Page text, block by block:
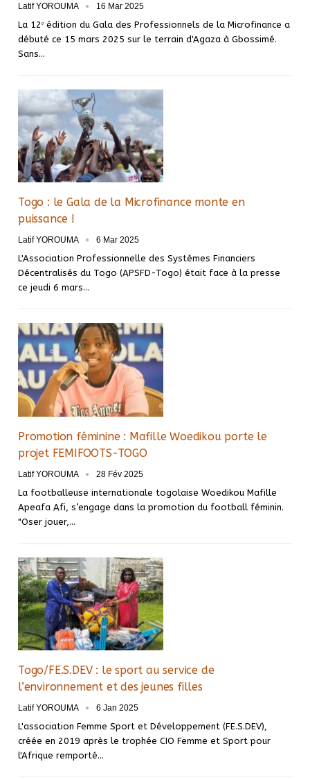
Latif YOROUMA 16 Mar 2025
La 12ᵉ édition du Gala des Professionnels de la Microfinance a
débuté ce 15 mars 2025 sur le terrain d'Agaza à Gbossimé.
Sans…
Togo : le Gala de la Microfinance monte en
puissance !
Latif YOROUMA 6 Mar 2025
L'Association Professionnelle des Systèmes Financiers
Décentralisés du Togo (APSFD-Togo) était face à la presse
ce jeudi 6 mars…
Promotion féminine : Mafille Woedikou porte le
projet FEMIFOOTS-TOGO
Latif YOROUMA 28 Fév 2025
La footballeuse internationale togolaise Woedikou Mafille
Apeafa Afi, s’engage dans la promotion du football féminin.
"Oser jouer,…
Togo/FE.S.DEV : le sport au service de
l’environnement et des jeunes filles
Latif YOROUMA 6 Jan 2025
L'association Femme Sport et Développement (FE.S.DEV),
créée en 2019 après le trophée CIO Femme et Sport pour
l'Afrique remporté…